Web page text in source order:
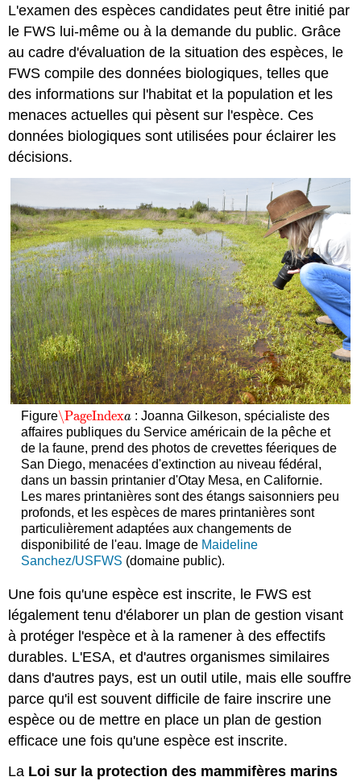
L'examen des espèces candidates peut être initié par
le FWS lui-même ou à la demande du public. Grâce
au cadre d'évaluation de la situation des espèces, le
FWS compile des données biologiques, telles que
des informations sur l'habitat et la population et les
menaces actuelles qui pèsent sur l'espèce. Ces
données biologiques sont utilisées pour éclairer les
décisions.
Figure\PageIndexa
\PageIndexa : Joanna Gilkeson, spécialiste des
affaires publiques du Service américain de la pêche et
de la faune, prend des photos de crevettes féeriques de
San Diego, menacées d'extinction au niveau fédéral,
dans un bassin printanier d'Otay Mesa, en Californie.
Les mares printanières sont des étangs saisonniers peu
profonds, et les espèces de mares printanières sont
particulièrement adaptées aux changements de
disponibilité de l'eau. Image de Maideline
Sanchez/USFWS (domaine public).
Une fois qu'une espèce est inscrite, le FWS est
légalement tenu d'élaborer un plan de gestion visant
à protéger l'espèce et à la ramener à des effectifs
durables. L'ESA, et d'autres organismes similaires
dans d'autres pays, est un outil utile, mais elle souffre
parce qu'il est souvent difficile de faire inscrire une
espèce ou de mettre en place un plan de gestion
efficace une fois qu'une espèce est inscrite.
La Loi sur la protection des mammifères marins